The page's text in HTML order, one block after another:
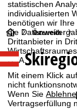
statistischen
individualisierten
benötigen wir
die
Drittanbieter in
USA.
Mit einem Klick
nicht
Wenn Sie
Vertragserfüllung
S
t
a
r
Österreich